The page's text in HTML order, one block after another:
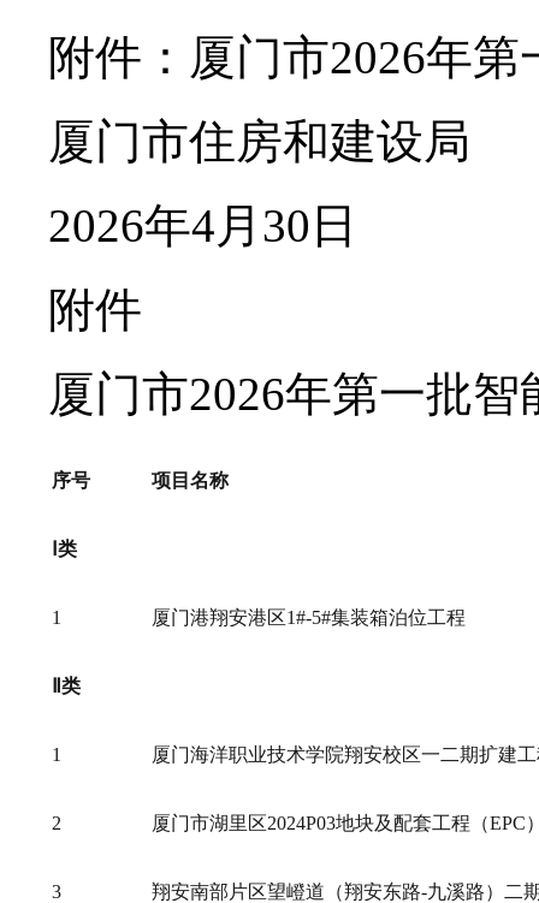
附件：厦门市2026年
厦门市住房和建设局
2026年4月30日
附件
厦门市2026年第一批
序号 项目名称
Ⅰ类
1 厦门港翔安港区1#-5#集装箱泊位工程
Ⅱ类
1 厦门海洋职业技术学院翔安校区一二期扩建
2 厦门市湖里区2024P03地块及配套工程（EPC
3 翔安南部片区望嶝道（翔安东路-九溪路）二